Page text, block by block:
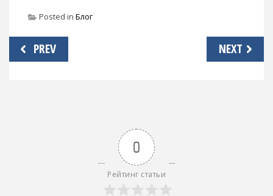
Posted in Блог
Навигация
по
PREV NEXT
0
Рейтинг статьи